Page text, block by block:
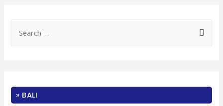
» BALI